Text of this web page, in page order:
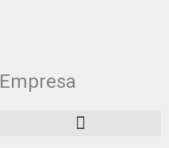
Empresa